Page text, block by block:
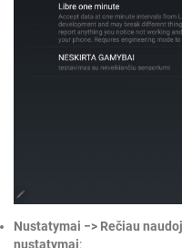
Nustatymai −> Rečiau
nustatymai: